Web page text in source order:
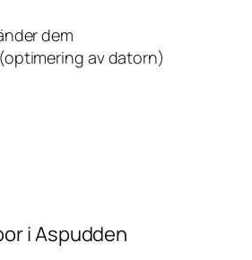
dem
av datorn)
i Aspudden